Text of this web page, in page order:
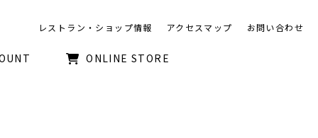
レストラン・ショップ情報 アクセスマップ お問い合わせ
ONLINE STORE